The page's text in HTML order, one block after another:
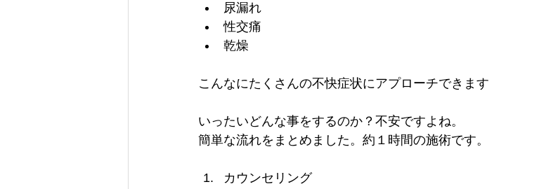
尿漏れ
性交痛
乾燥
こんなにたくさんの不快症状にアプローチできます
いったいどんな事をするのか？不安ですよね。
簡単な流れをまとめました。約１時間の施術です。
カウンセリング